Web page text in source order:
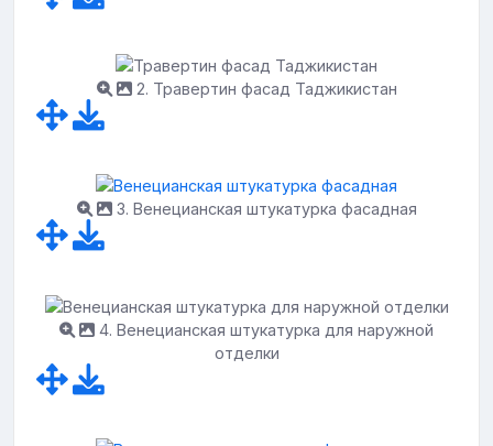
2. Травертин фасад Таджикистан
3. Венецианская штукатурка фасадная
4. Венецианская штукатурка для наружной
отделки